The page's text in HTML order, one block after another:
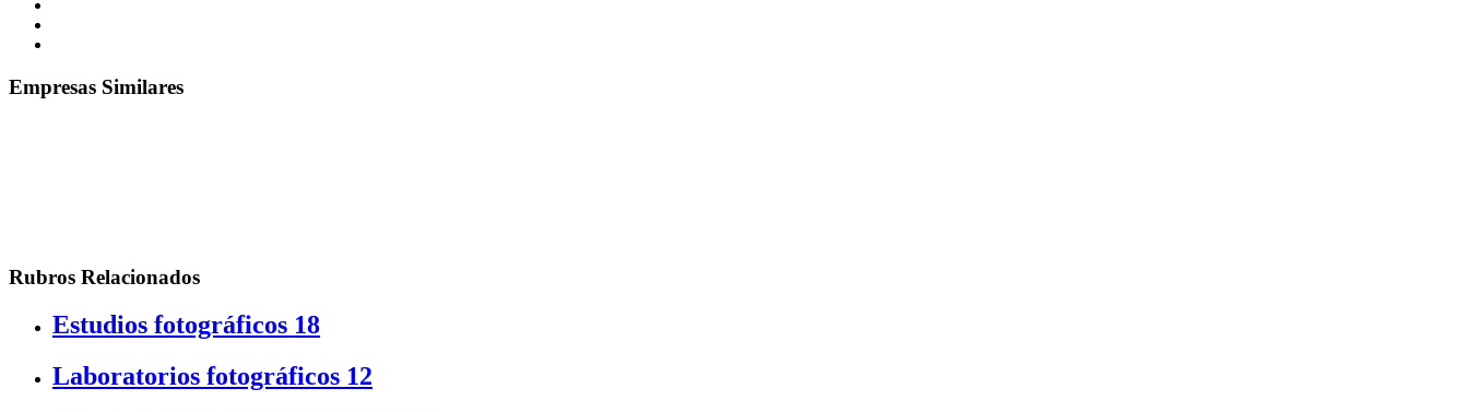
Empresas Similares
Rubros Relacionados
Estudios fotográficos 18
Laboratorios fotográficos 12